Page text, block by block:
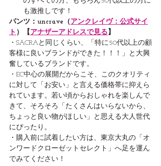
も激推しです！
パンツ：uncrave（ アンクレイヴ：公式サイ
ト ）【アナザーアドレスで見る 】
・SACRAと同じくらい、「特に50代以上の顧
客様に良いブランドができた！！！」と大興
奮しているブランドです。
・EC中心の展開だからこそ、このクオリティ
に対して「お安い」と言える価格帯に抑えら
れています。若い頃からおしゃれを楽しんで
きて、そろそろ「たくさんはいらないから、
ちょっと良い物がほしい」と思える大人世代
にぴったり。
・購入前に試着したい方は、東京大丸の「オ
ンワードクローゼットセレクト」へ足を運ん
でみてください！